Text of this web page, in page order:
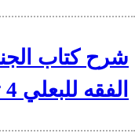
شرح كتاب
الفقه للبعلي 4 تابع باب القود